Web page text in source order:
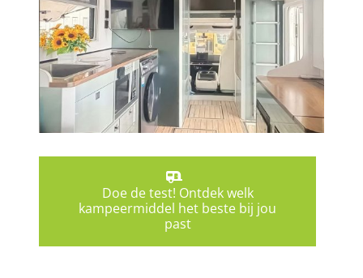
Doe de test! Ontdek welk
kampeermiddel het beste bij jou
past